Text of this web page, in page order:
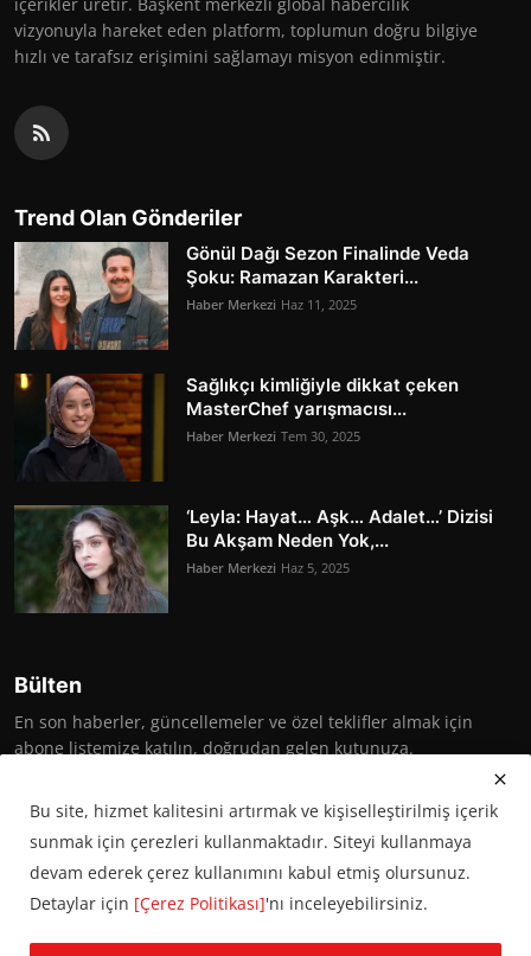
vizyonuyla hareket eden platform, toplumun doğru bilgiye
hızlı ve tarafsız erişimini sağlamayı misyon edinmiştir.
Trend Olan Gönderiler
Gönül Dağı Sezon Finalinde Veda
Şoku: Ramazan Karakteri...
Haber Merkezi Haz 11, 2025
Sağlıkçı kimliğiyle dikkat çeken
MasterChef yarışmacısı...
Haber Merkezi Tem 30, 2025
‘Leyla: Hayat… Aşk… Adalet…’ Dizisi
Bu Akşam Neden Yok,...
Haber Merkezi Haz 5, 2025
Bülten
En son haberler, güncellemeler ve özel teklifler almak için
abone listemize katılın, doğrudan gelen kutunuza.
Abone Ol
Bu site, hizmet kalitesini artırmak ve kişiselleştirilmiş içerik
sunmak için çerezleri kullanmaktadır. Siteyi kullanmaya
devam ederek çerez kullanımını kabul etmiş olursunuz.
Detaylar için [Çerez Politikası]'nı inceleyebilirsiniz.